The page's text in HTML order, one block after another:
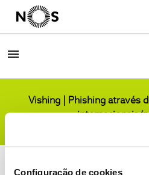
Configuração de cookies
Vishing | Phishing através
internacionais/